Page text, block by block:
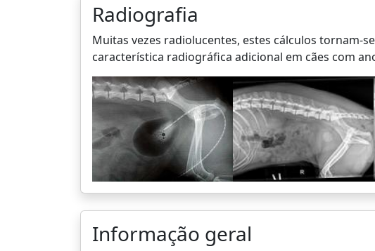
Radiografia
Muitas vezes radiolucentes, estes cálculos tornam-
característica radiográfica adicional em cães com
Informação geral